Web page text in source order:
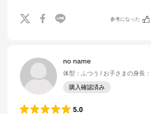
参考になった
no name
体型 ： ふつう お子さまの身長 ：
購入確認済み
5.0